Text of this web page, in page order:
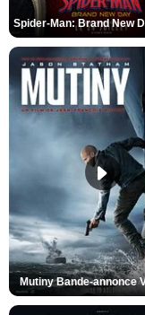
Mutiny Bande-annonce